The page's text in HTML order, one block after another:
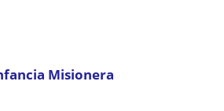
Misionera